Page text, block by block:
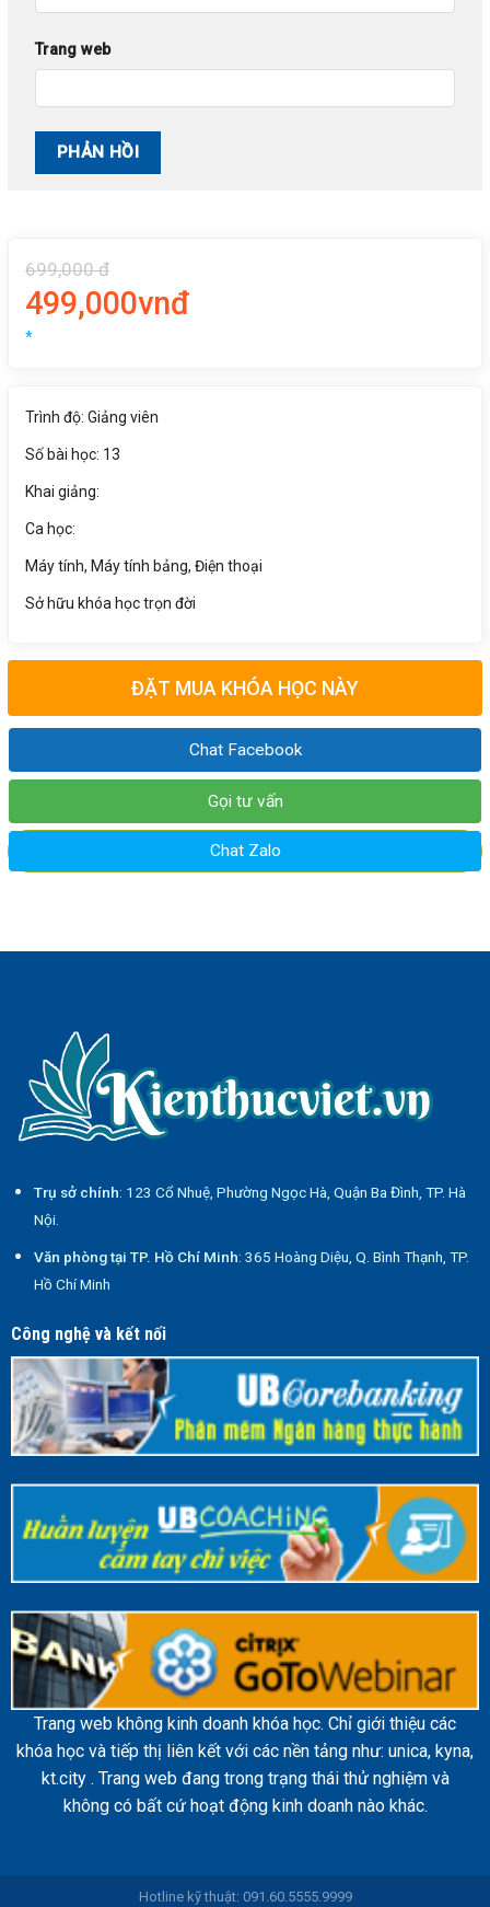
Trang web
699,000 đ
499,000vnđ
*
Trình độ: Giảng viên
Số bài học: 13
Khai giảng:
Ca học:
Máy tính, Máy tính bảng, Điện thoại
Sở hữu khóa học trọn đời
ĐẶT MUA KHÓA HỌC NÀY
Chat Facebook
Gọi tư vấn
Chat Zalo
Trụ sở chính: 123 Cổ Nhuệ, Phường Ngọc Hà, Quận Ba Đình, TP. Hà
Nội.
Văn phòng tại TP. Hồ Chí Minh: 365 Hoàng Diệu, Q. Bình Thạnh, TP.
Hồ Chí Minh
Công nghệ và kết nối
Trang web không kinh doanh khóa học. Chỉ giới thiệu các
khóa học và tiếp thị liên kết với các nền tảng như: unica, kyna,
kt.city . Trang web đang trong trạng thái thử nghiệm và
không có bất cứ hoạt động kinh doanh nào khác.
Hotline kỹ thuật: 091.60.5555.9999